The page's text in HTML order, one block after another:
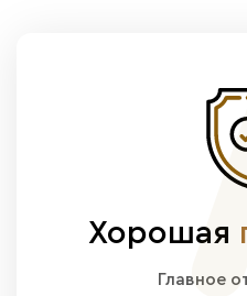
Хорошая
Главное